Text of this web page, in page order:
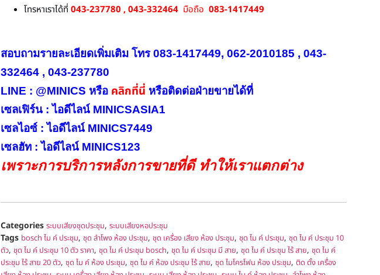
โทรหาเราได้ที่ 043-237780 , 043-332464มือถือ 083-1417449
สอบถามรายละเอียดเพิ่มเติม โทร 083-1417449, 062-2010185 , 043-
332464 , 043-237780
LINE : @MINICS หรือ คลิกที่นี่ หรือติดต่อฝ่ายขายได้ที่
เซลเฟิร์น : ไอดีไลน์ MINICSASIA1
เซลไอซ์ : ไอดีไลน์ MINICS7449
เซลฮัท : ไอดีไลน์ MINICS123
เพราะการบริการหลังการขายที่ดี ทำให้เราแตกต่าง
Categories ระบบเสียงชุดประชุม, ระบบเสียงหอประชุม
Tags bosch ไม ค์ ประชุม, ชุด ลำโพง ห้อง ประชุม, ชุด เครื่อง เสียง ห้อง ประชุม, ชุด ไม ค์ ประชุม, ชุด ไม ค์ ประชุม 10
ตัว, ชุด ไม ค์ ประชุม 10 ตัว ราคา, ชุด ไม ค์ ประชุม bosch, ชุด ไม ค์ ประชุม มี สาย, ชุด ไม ค์ ประชุม ไร้ สาย, ชุด ไม ค์
ประชุม ไร้ สาย 20 ตัว, ชุด ไม ค์ ห้อง ประชุม, ชุด ไม ค์ ห้อง ประชุม ไร้ สาย, ชุด ไมโครโฟน ห้อง ประชุม, ติด ตั้ง เครื่อง